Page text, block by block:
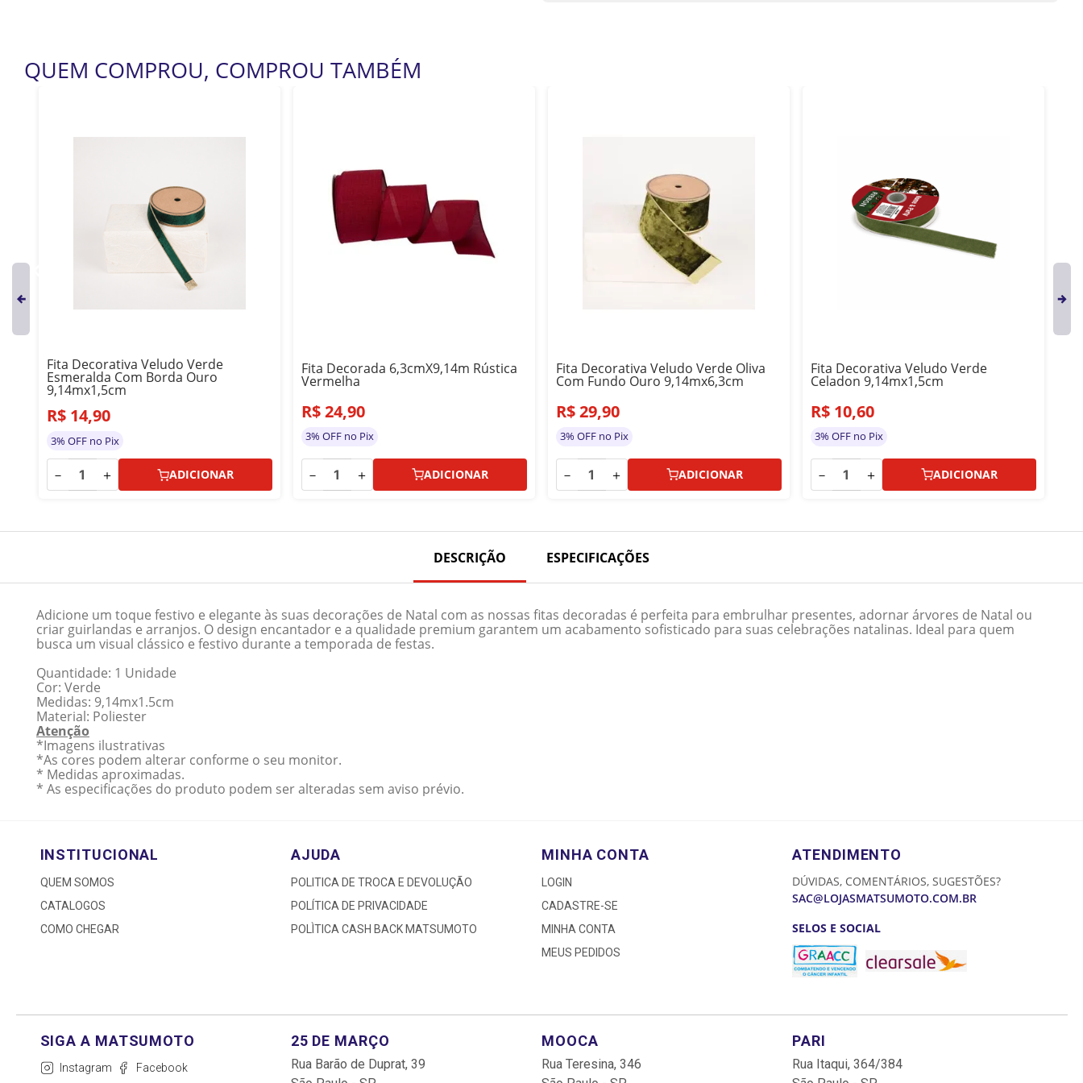
QUEM COMPROU, COMPROU TAMBÉM
Fita Decorativa Veludo Verde
Esmeralda Com Borda Ouro
9,14mx1,5cm
R$ 14,90
3% OFF no Pix
－ ＋ ADICIONAR
Fita Decorada 6,3cmX9,14m Rústica
Vermelha
R$24,90
3% OFF no Pix
－ ＋ ADICIONAR
Fita Decorativa Veludo Verde Oliva
Com Fundo Ouro 9,14mx6,3cm
R$29,90
3% OFF no Pix
－ ＋ ADICIONAR
Fita Decorativa Veludo Verde
Celadon 9,14mx1,5cm
R$ 10,60
3% OFF no Pix
－ ＋ ADICIONAR
DESCRIÇÃO ESPECIFICAÇÕES
Adicione um toque festivo e elegante às suas decorações de Natal com as nossas fitas decoradas é perfeita para embrulhar presentes, adornar árvores de Natal ou
criar guirlandas e arranjos. O design encantador e a qualidade premium garantem um acabamento sofisticado para suas celebrações natalinas. Ideal para quem
busca um visual clássico e festivo durante a temporada de festas.
Quantidade: 1 Unidade
Cor: Verde
Medidas: 9,14mx1.5cm
Material: Poliester
Atenção
*Imagens ilustrativas
*As cores podem alterar conforme o seu monitor.
* Medidas aproximadas.
* As especificações do produto podem ser alteradas sem aviso prévio.
INSTITUCIONAL
QUEM SOMOS
CATALOGOS
COMO CHEGAR
AJUDA
POLITICA DE TROCA E DEVOLUÇÃO
POLÍTICA DE PRIVACIDADE
POLÌTICA CASH BACK MATSUMOTO
MINHA CONTA
LOGIN
CADASTRE-SE
MINHA CONTA
MEUS PEDIDOS
ATENDIMENTO
DÚVIDAS, COMENTÁRIOS, SUGESTÕES?
SAC@LOJASMATSUMOTO.COM.BR
SELOS E SOCIAL
Instagram Facebook
25 DE MARÇO
Rua Barão de Duprat, 39
MOOCA
Rua Teresina, 346
PARI
Rua Itaqui, 364/384